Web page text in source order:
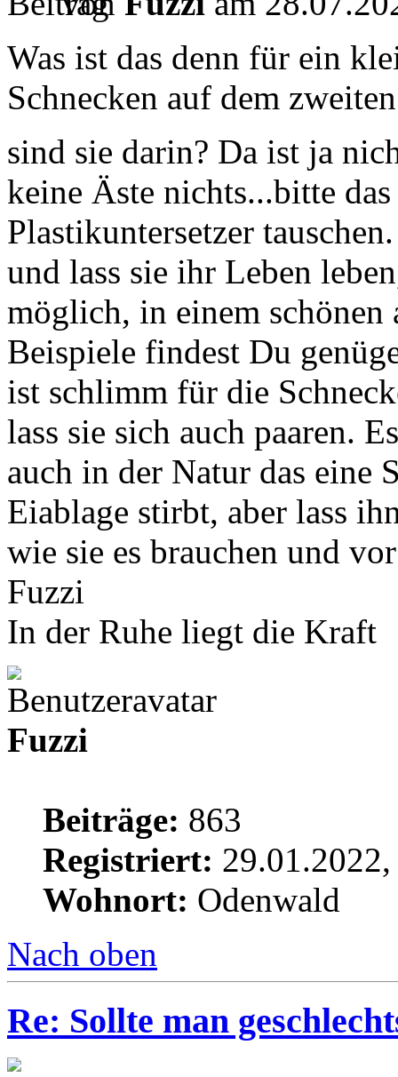
Was ist das denn für ein
Schnecken auf dem
sind sie darin? Da ist ja
keine Äste nichts...bitte
Plastikuntersetzer
und lass sie ihr Leben
möglich, in einem schönen
Beispiele findest Du
ist schlimm für die
lass sie sich auch paaren.
auch in der Natur das eine
Eiablage stirbt, aber lass
wie sie es brauchen und
Fuzzi
In der Ruhe liegt die Kraft
Fuzzi
Beiträge: 863
Registriert:
Wohnort: Odenwald
Nach oben
Re: Sollte man